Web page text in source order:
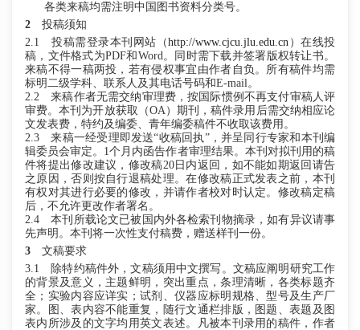
各类来稿均需注明中国图书资料分类号。
2
投稿须知
2.1
投稿需登录本刊网站（http://www.cjcu.jlu.edu.cn ）在线投
稿，文件格式为PDF和Word。同时需下载并签署版权转让书。
来稿不得一稿两投，若有侵权事宜由作者自负。所有稿件均需
标明二级学科、联系人及其电话号码和E-mail。
2.2
来稿作者无需交纳审理费，按国际惯例不再支付审稿人评
审费。本刊为开放获取（OA）期刊，稿件录用后需交纳相应论
文发表费，特约及编委、青年编委稿件不收取该费用。
2.3
来稿一经受理即发送“收稿回执”，并呈同行专家和本刊编
辑委员会审定。1个月内函告作者审理结果。本刊对拟刊用的稿
件将提出修改建议，修改稿20日内返回，如不能如期返回请告
之原因，否则按自行退稿处理。在修改稿正式发表之前，本刊
有权对其进行必要的修改，并请作者校对时认定。修改稿定稿
后，不允许更改作者署名。
2.4
本刊所载论文已被国内外各检索刊物摘录，如有异议请事
先声明。本刊将一次性支付稿费，赠送样刊一份。
3
文稿要求
3.1
除特约稿件外，文稿须用中文撰写。 文稿应阐明研究工作
的背景及意义，主题鲜明，突出重点，条理清晰，各类标题齐
全；实验内容应详实；试剂、仪器应标明规格、型号及生产厂
家。图、表内容不能重复，随行文通栏排版，图题、表题及图
表内所涉及的文字均用英文表述。凡被本刊录用的稿件，作者